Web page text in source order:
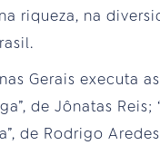
riqueza, na
Gerais executa
de Jônatas Reis;
de Rodrigo